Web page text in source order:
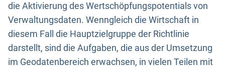
die Aktivierung des Wertschöpfungspotentials von
Verwaltungsdaten. Wenngleich die Wirtschaft in
diesem Fall die Hauptzielgruppe der Richtlinie
darstellt, sind die Aufgaben, die aus der Umsetzung
im Geodatenbereich erwachsen, in vielen Teilen mit